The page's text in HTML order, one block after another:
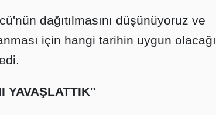
dağıtılmasını düşünüyoruz ve
için hangi tarihin uygun olacağı
YAVAŞLATTIK"